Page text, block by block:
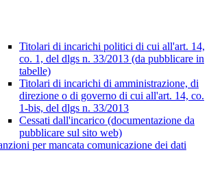
Titolari di incarichi politici di cui all'art. 14,
co. 1, del dlgs n. 33/2013 (da pubblicare in
tabelle)
Titolari di incarichi di amministrazione, di
direzione o di governo di cui all'art. 14, co.
1-bis, del dlgs n. 33/2013
Cessati dall'incarico (documentazione da
pubblicare sul sito web)
per mancata comunicazione dei dati